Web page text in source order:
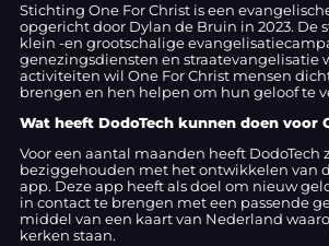
Stichting One For Christ is een
opgericht door Dylan de Bruin in 2023. De
klein -en grootschalige
genezingsdiensten en straatevangelisatie
activiteiten wil One For Christ mensen
brengen en hen helpen om hun geloof te
Wat heeft DodoTech kunnen doen voor
Voor een aantal maanden heeft DodoTech
beziggehouden met het ontwikkelen van
app. Deze app heeft als doel om nieuw
in contact te brengen met een passende
middel van een kaart van Nederland
kerken staan.